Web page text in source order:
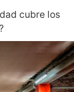
cubre los